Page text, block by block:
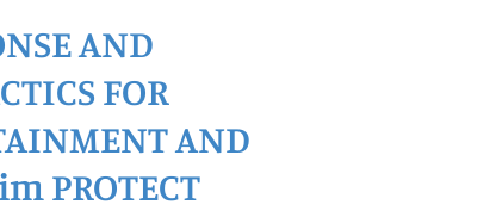
AND
FOR
AND
PROTECT